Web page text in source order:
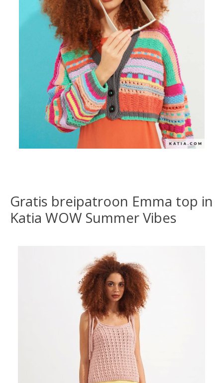
Gratis breipatroon Emma top in
Katia WOW Summer Vibes